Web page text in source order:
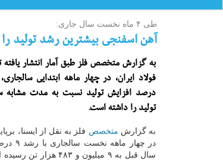
طی ۴ ماه نخست سال جاری:
آهن اسفنجی بیشترین رشد تولید
به گزارش متخصص فلز طبق آمار انتشار یافته
درصد افزایش تولید نسبت به مدت مشابه
تولید را داشته است.
به گزارش متخصص فلز به نقل از ایسنا،
در
سال قبل به ۹ میلیون و